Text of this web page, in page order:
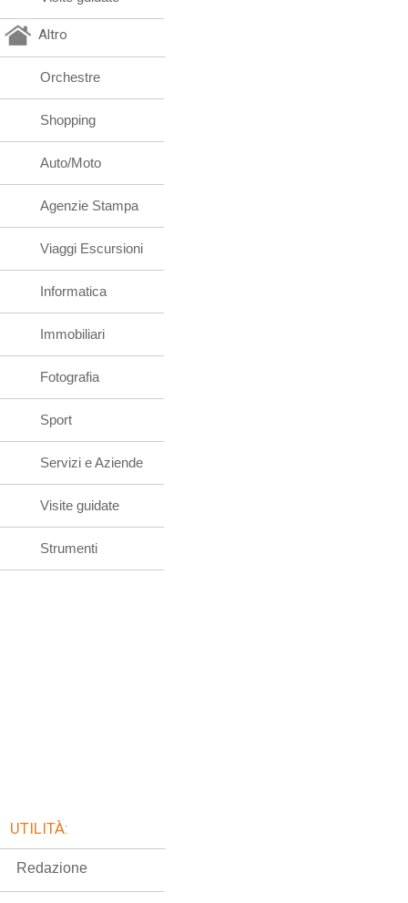
Altro
Orchestre
Shopping
Auto/Moto
Agenzie Stampa
Viaggi Escursioni
Informatica
Immobiliari
Fotografia
Sport
Servizi e Aziende
Visite guidate
Strumenti
UTILITÀ:
Redazione